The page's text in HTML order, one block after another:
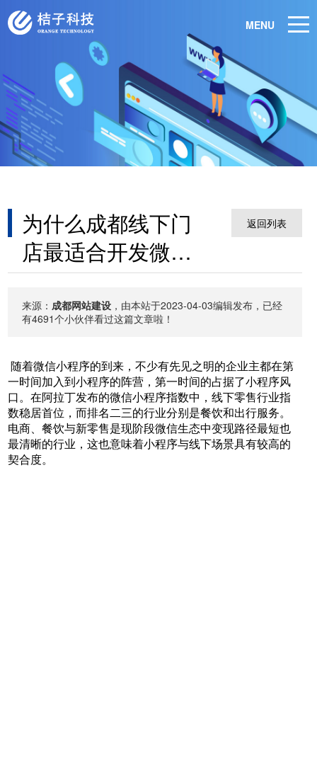
MENU
为什么成都线下门
店最适合开发微信
小程序？
返回列表
来源：成都网站建设 ，由本站于2023-04-03编辑发布，已经
有4691个小伙伴看过这篇文章啦！
随着微信小程序的到来，不少有先见之明的企业主都在第
一时间加入到小程序的阵营，第一时间的占据了小程序风
口。在阿拉丁发布的微信小程序指数中，线下零售行业指
数稳居首位，而排名二三的行业分别是餐饮和出行服务。
电商、餐饮与新零售是现阶段微信生态中变现路径最短也
最清晰的行业，这也意味着小程序与线下场景具有较高的
契合度。